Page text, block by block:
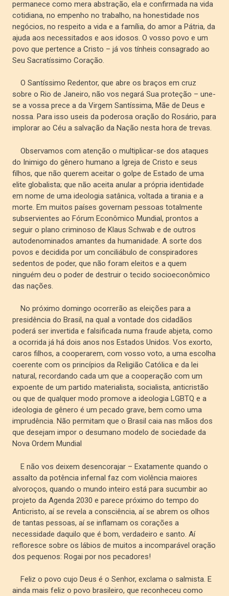
permanece como mera abstração, ela e confirmada na vida
cotidiana, no empenho no trabalho, na honestidade nos
negócios, no respeito a vida e a família, do amor a Pátria, da
ajuda aos necessitados e aos idosos. O vosso povo e um
povo que pertence a Cristo – já vos tínheis consagrado ao
Seu Sacratíssimo Coração.
O Santíssimo Redentor, que abre os braços em cruz
sobre o Rio de Janeiro, não vos negará Sua proteção – une-
se a vossa prece a da Virgem Santíssima, Mãe de Deus e
nossa. Para isso useis da poderosa oração do Rosário, para
implorar ao Céu a salvação da Nação nesta hora de trevas.
Observamos com atenção o multiplicar-se dos ataques
do Inimigo do gênero humano a Igreja de Cristo e seus
filhos, que não querem aceitar o golpe de Estado de uma
elite globalista; que não aceita anular a própria identidade
em nome de uma ideologia satânica, voltada a tirania e a
morte. Em muitos países governam pessoas totalmente
subservientes ao Fórum Econômico Mundial, prontos a
seguir o plano criminoso de Klaus Schwab e de outros
autodenominados amantes da humanidade. A sorte dos
povos e decidida por um conciliábulo de conspiradores
sedentos de poder, que não foram eleitos e a quem
ninguém deu o poder de destruir o tecido socioeconômico
das nações.
No próximo domingo ocorrerão as eleições para a
presidência do Brasil, na qual a vontade dos cidadãos
poderá ser invertida e falsificada numa fraude abjeta, como
a ocorrida já há dois anos nos Estados Unidos. Vos exorto,
caros filhos, a cooperarem, com vosso voto, a uma escolha
coerente com os princípios da Religião Católica e da lei
natural, recordando cada um que a cooperação com um
expoente de um partido materialista, socialista, anticristão
ou que de qualquer modo promove a ideologia LGBTQ e a
ideologia de gênero é um pecado grave, bem como uma
imprudência. Não permitam que o Brasil caia nas mãos dos
que desejam impor o desumano modelo de sociedade da
Nova Ordem Mundial
E não vos deixem desencorajar – Exatamente quando o
assalto da potência infernal faz com violência maiores
alvoroços, quando o mundo inteiro está para sucumbir ao
projeto da Agenda 2030 e parece próximo do tempo do
Anticristo, aí se revela a consciência, aí se abrem os olhos
de tantas pessoas, aí se inflamam os corações a
necessidade daquilo que é bom, verdadeiro e santo. Aí
refloresce sobre os lábios de muitos a incomparável oração
dos pequenos: Rogai por nos pecadores!
Feliz o povo cujo Deus é o Senhor, exclama o salmista. E
ainda mais feliz o povo brasileiro, que reconheceu como